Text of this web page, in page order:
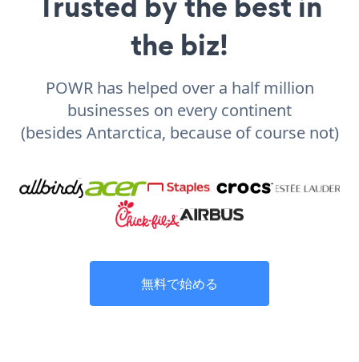
the biz!
POWR has helped over a half million
businesses on every continent
(besides Antarctica, because of course not)
無料で始める